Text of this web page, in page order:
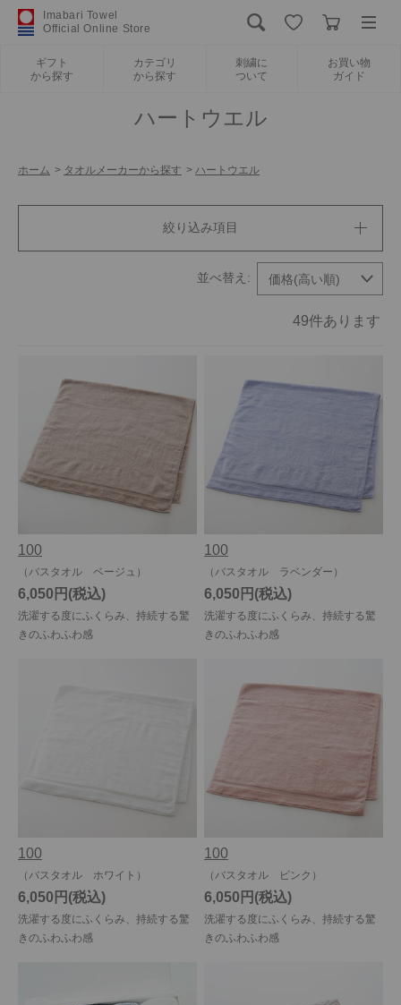
Imabari Towel
Official Online Store
ギフト
から探す
カテゴリ
から探す
刺繍に
ついて
お買い物
ガイド
カテゴリから探す
今治タオルについて
当サイトについて
店舗リスト
ヘルプ
規約
ハートウエル
絞り込み項目
49件あります
100
（バスタオル ベージュ）
洗濯する度にふくらみ、持続する驚
きのふわふわ感
6,050円
100
（バスタオル ラベンダー）
洗濯する度にふくらみ、持続する驚
きのふわふわ感
6,050円
100
（バスタオル ホワイト）
洗濯する度にふくらみ、持続する驚
きのふわふわ感
6,050円
100
（バスタオル ピンク）
洗濯する度にふくらみ、持続する驚
きのふわふわ感
6,050円
ホーム > タオルメーカーから探す > ハートウエル